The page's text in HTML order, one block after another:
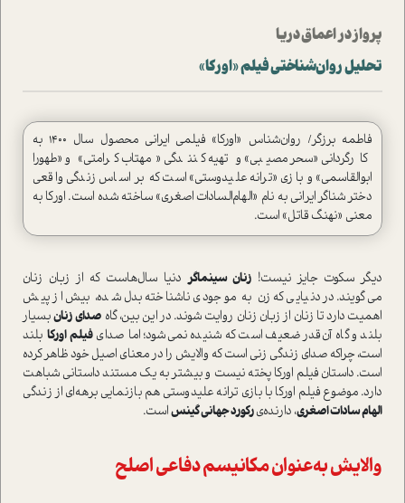
پرواز در اعماق دریا
تحلیل روان‌شناختی فیلم «اورکا»
فاطمه برزگر/ روان‌شناس «اورکا» فیلمی ایرانی محصول سال ۱۴۰۰ به
کارگردانی «سحر مصیبی» و تهیه کنندگی «مهتاب کرامتی» و «طهورا
ابوالقاسمی» و بازی «ترانه علیدوستی» است که بر اساس زندگی واقعی
دختر شناگر ایرانی به نام «الهام‌السادات اصغری» ساخته شده است. اورکا به
معنی «نهنگ قاتل» است.
دیگر سکوت جایز نیست!زنان سینماگر دنیا سال‌ها‌ست که از زبان زنان
می‌‌گویند. در دنیایی که زن به موجودی ناشناخته بدل شده، بیش از پیش
اهمیت دارد تا زنان از زبان زنان روایت شوند. در این بین، گاه صدای زنانبسیار
بلند و گاه آن‌قدر ضعیف ا‌ست که شنیده نمی‌شود؛ اما صدایفیلم اورکا بلند
ا‌ست، چرا‌که صدای زندگی زنی ا‌ست که والایش را در معنای اصیل خود ظاهر کرده
ا‌ست. دا‌ستان فیلم اورکا پخته نیست و بیشتر به یک مستند دا‌ستانی شباهت
دارد. موضوع فیلم اورکا با بازی ترانه علیدوستی هم بازنمایی برهه‌ای از زندگی
الهام سادات اصغری، دارنده‌یرکورد جهانی گینسا‌ست.
والایش به‌عنوان مکانیسم دفاعی اصلح